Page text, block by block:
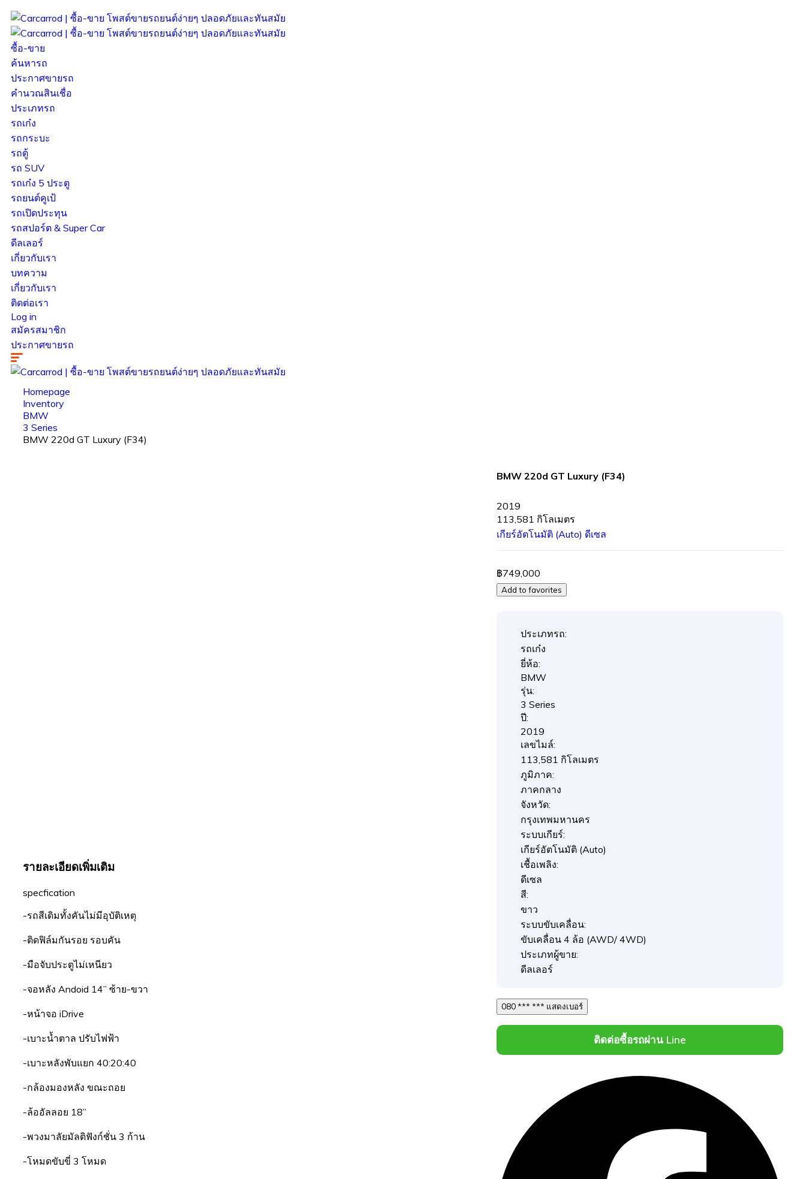
ซื้อ-ขาย
ค้นหารถ
ประกาศขายรถ
คำนวณสินเชื่อ
ประเภทรถ
รถเก๋ง
รถกระบะ
รถตู้
รถ SUV
รถเก๋ง 5 ประตู
รถยนต์คูเป้
รถเปิดประทุน
รถสปอร์ต & Super Car
ดีลเลอร์
เกี่ยวกับเรา
บทความ
เกี่ยวกับเรา
ติดต่อเรา
Log in
สมัครสมาชิก
ประกาศขายรถ
Homepage
Inventory
BMW
3 Series
BMW 220d GT Luxury (F34)
รายละเอียดเพิ่มเติม
specfication
-รถสีเดิมทั้งคันไม่มีอุบัติเหตุ
-ติดฟิล์มกันรอย รอบคัน
-มือจับประตูไม่เหนียว
-จอหลัง Andoid 14” ซ้าย-ขวา
-หน้าจอ iDrive
-เบาะน้ำตาล ปรับไฟฟ้า
-เบาะหลังพับแยก 40:20:40
-กล้องมองหลัง ขณะถอย
-ล้ออัลลอย 18”
-พวงมาลัยมัลติฟังก์ชั่น 3 ก้าน
-โหมดขับขี่ 3 โหมด
BMW 220d GT Luxury (F34)
2019
113,581 กิโลเมตร
เกียร์อัตโนมัติ (Auto) ดีเซล
฿749,000
Add to favorites
ประเภทรถ:
รถเก๋ง
ยี่ห้อ:
BMW
รุ่น:
3 Series
ปี:
2019
เลขไมล์:
113,581 กิโลเมตร
ภูมิภาค:
ภาคกลาง
จังหวัด:
กรุงเทพมหานคร
ระบบเกียร์:
เกียร์อัตโนมัติ (Auto)
เชื้อเพลิง:
ดีเซล
สี:
ขาว
ระบบขับเคลื่อน:
ขับเคลื่อน 4 ล้อ (AWD/ 4WD)
ประเภทผู้ขาย:
ดีลเลอร์
080 *** *** แสดงเบอร์
ติดต่อซื้อรถผ่าน Line